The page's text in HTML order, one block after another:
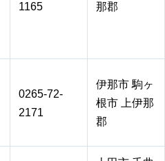
1165
那郡
0265-72-
2171
伊那市 駒ヶ
根市 上伊那
郡